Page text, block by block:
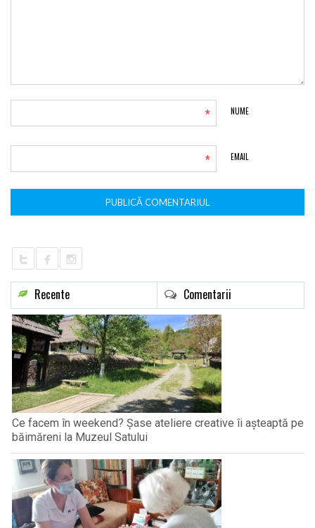
NUME
*
EMAIL
*
Recente Comentarii
Ce facem în weekend? Șase ateliere creative îi așteaptă pe
băimăreni la Muzeul Satului